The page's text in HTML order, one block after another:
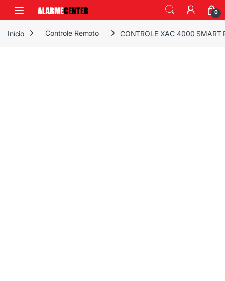
0
Início Controle Remoto CONTROLE XAC 4000 SMART